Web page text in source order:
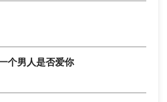
个男人是否爱你